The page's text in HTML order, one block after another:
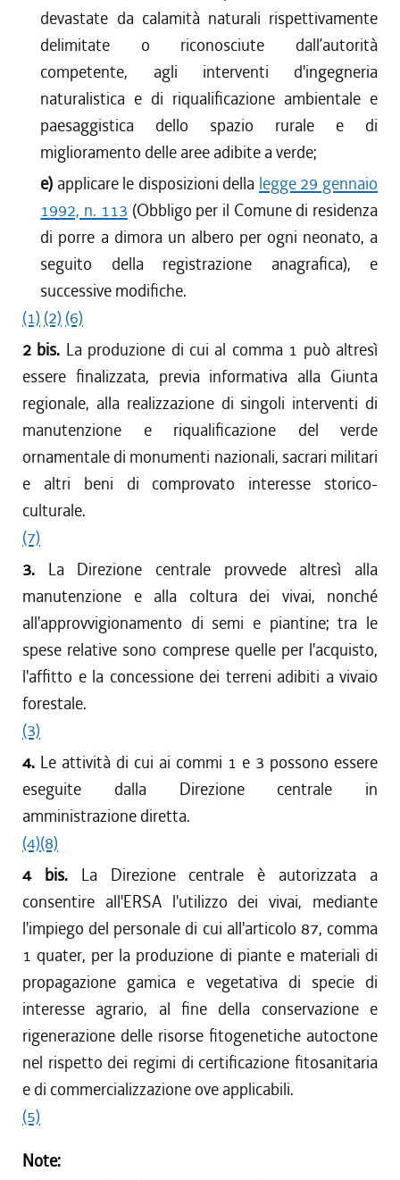
devastate da calamità naturali rispettivamente
delimitate o riconosciute dall’autorità
competente, agli interventi d'ingegneria
naturalistica e di riqualificazione ambientale e
paesaggistica dello spazio rurale e di
miglioramento delle aree adibite a verde;
e) applicare le disposizioni della legge 29 gennaio
1992, n. 113 (Obbligo per il Comune di residenza
di porre a dimora un albero per ogni neonato, a
seguito della registrazione anagrafica), e
successive modifiche.
(1) (2) (6)
2 bis. La produzione di cui al comma 1 può altresì
essere finalizzata, previa informativa alla Giunta
regionale, alla realizzazione di singoli interventi di
manutenzione e riqualificazione del verde
ornamentale di monumenti nazionali, sacrari militari
e altri beni di comprovato interesse storico-
culturale.
(7)
3. La Direzione centrale provvede altresì alla
manutenzione e alla coltura dei vivai, nonché
all'approvvigionamento di semi e piantine; tra le
spese relative sono comprese quelle per l'acquisto,
l'affitto e la concessione dei terreni adibiti a vivaio
forestale.
(3)
4. Le attività di cui ai commi 1 e 3 possono essere
eseguite dalla Direzione centrale in
amministrazione diretta.
(4)(8)
4 bis. La Direzione centrale è autorizzata a
consentire all'ERSA l'utilizzo dei vivai, mediante
l'impiego del personale di cui all'articolo 87, comma
1 quater, per la produzione di piante e materiali di
propagazione gamica e vegetativa di specie di
interesse agrario, al fine della conservazione e
rigenerazione delle risorse fitogenetiche autoctone
nel rispetto dei regimi di certificazione fitosanitaria
e di commercializzazione ove applicabili.
(5)
Note: